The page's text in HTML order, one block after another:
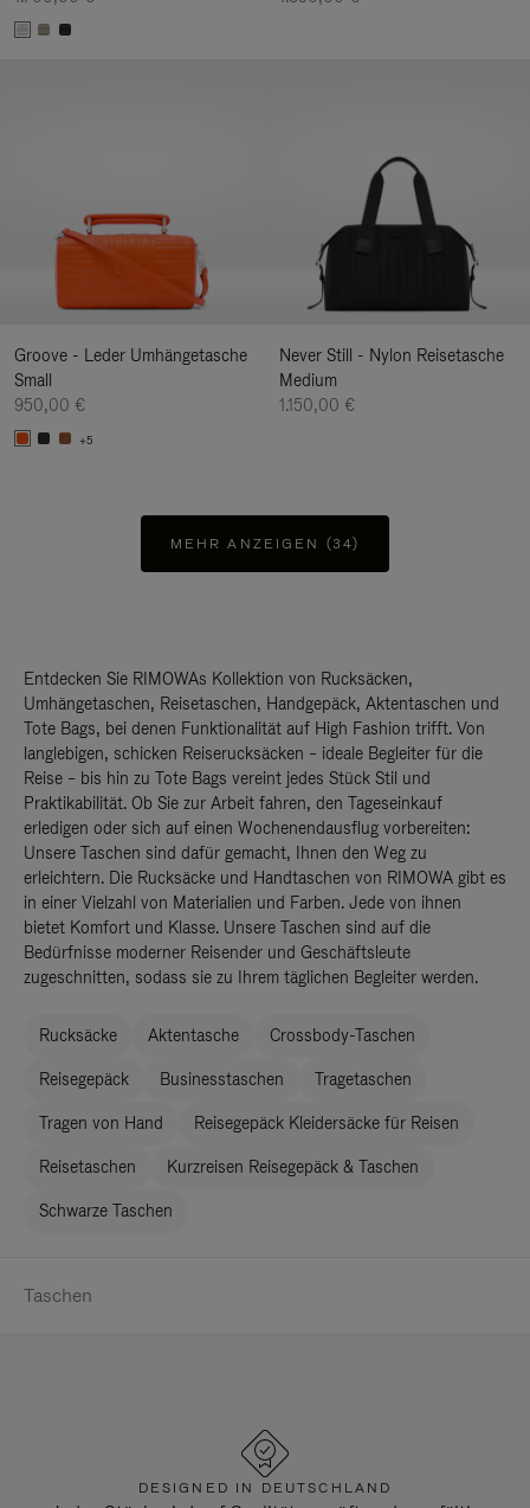
Groove - Leder Umhängetasche
Small
950,00 €
+5
Never Still - Nylon Reisetasche
Medium
1.150,00 €
MEHR ANZEIGEN (34)
Entdecken Sie RIMOWAs Kollektion von Rucksäcken,
Umhängetaschen, Reisetaschen, Handgepäck, Aktentaschen und
Tote Bags, bei denen Funktionalität auf High Fashion trifft. Von
langlebigen, schicken Reiserucksäcken – ideale Begleiter für die
Reise – bis hin zu Tote Bags vereint jedes Stück Stil und
Praktikabilität. Ob Sie zur Arbeit fahren, den Tageseinkauf
erledigen oder sich auf einen Wochenendausflug vorbereiten:
Unsere Taschen sind dafür gemacht, Ihnen den Weg zu
erleichtern. Die Rucksäcke und Handtaschen von RIMOWA gibt es
in einer Vielzahl von Materialien und Farben. Jede von ihnen
bietet Komfort und Klasse. Unsere Taschen sind auf die
Bedürfnisse moderner Reisender und Geschäftsleute
zugeschnitten, sodass sie zu Ihrem täglichen Begleiter werden.
Rucksäcke Aktentasche Crossbody-Taschen
Reisegepäck Businesstaschen Tragetaschen
Tragen von Hand Reisegepäck Kleidersäcke für Reisen
Reisetaschen Kurzreisen Reisegepäck & Taschen
Schwarze Taschen
Taschen
DESIGNED IN DEUTSCHLAND